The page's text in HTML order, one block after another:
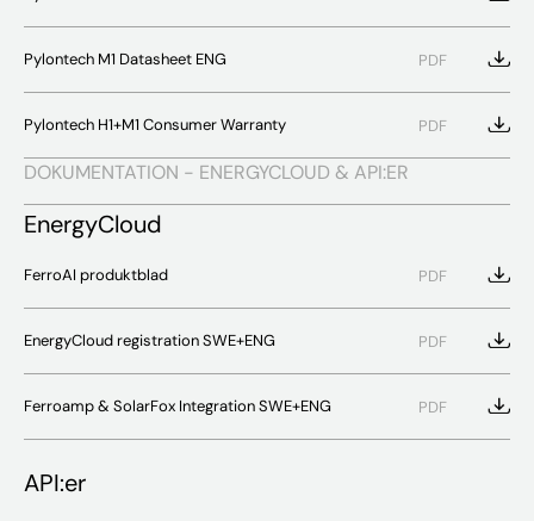
Pylontech M1 Datasheet ENG PDF
Pylontech H1+M1 Consumer Warranty PDF
DOKUMENTATION - ENERGYCLOUD & API:ER
EnergyCloud
FerroAI produktblad PDF
EnergyCloud registration SWE+ENG PDF
Ferroamp & SolarFox Integration SWE+ENG PDF
API:er